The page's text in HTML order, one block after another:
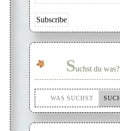
Suchst du was?